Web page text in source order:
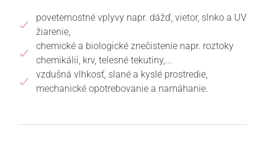
poveternostné vplyvy napr. dážď, vietor, slnko a UV
žiarenie,
chemické a biologické znečistenie napr. roztoky
chemikálii, krv, telesné tekutiny,...
vzdušná vlhkosť, slané a kyslé prostredie,
mechanické opotrebovanie a namáhanie.